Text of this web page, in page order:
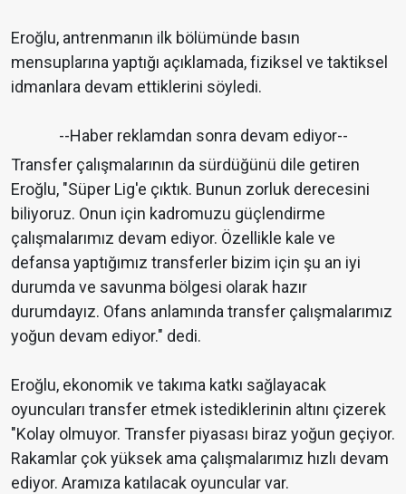
Eroğlu, antrenmanın ilk bölümünde basın
mensuplarına yaptığı açıklamada, fiziksel ve taktiksel
idmanlara devam ettiklerini söyledi.
--Haber reklamdan sonra devam ediyor--
Transfer çalışmalarının da sürdüğünü dile getiren
Eroğlu, "Süper Lig'e çıktık. Bunun zorluk derecesini
biliyoruz. Onun için kadromuzu güçlendirme
çalışmalarımız devam ediyor. Özellikle kale ve
defansa yaptığımız transferler bizim için şu an iyi
durumda ve savunma bölgesi olarak hazır
durumdayız. Ofans anlamında transfer çalışmalarımız
yoğun devam ediyor." dedi.
Eroğlu, ekonomik ve takıma katkı sağlayacak
oyuncuları transfer etmek istediklerinin altını çizerek
"Kolay olmuyor. Transfer piyasası biraz yoğun geçiyor.
Rakamlar çok yüksek ama çalışmalarımız hızlı devam
ediyor. Aramıza katılacak oyuncular var.